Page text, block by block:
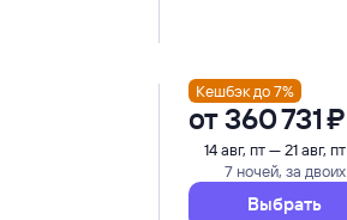
Кешбэк до 7%
от360 ⁠731 ⁠₽
14 авг, пт — 21 авг, пт
7 ночей, за двоих
Выбрать